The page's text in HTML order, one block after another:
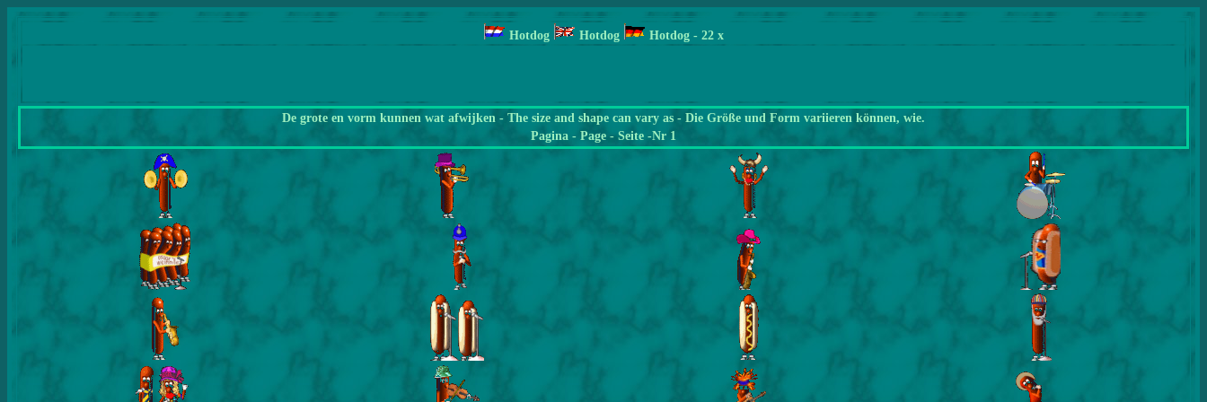
Hotdog Hotdog Hotdog - 22 x
De grote en vorm kunnen wat afwijken - The size and shape can vary as - Die Größe und Form variieren können, wie.
Pagina - Page - Seite -Nr 1